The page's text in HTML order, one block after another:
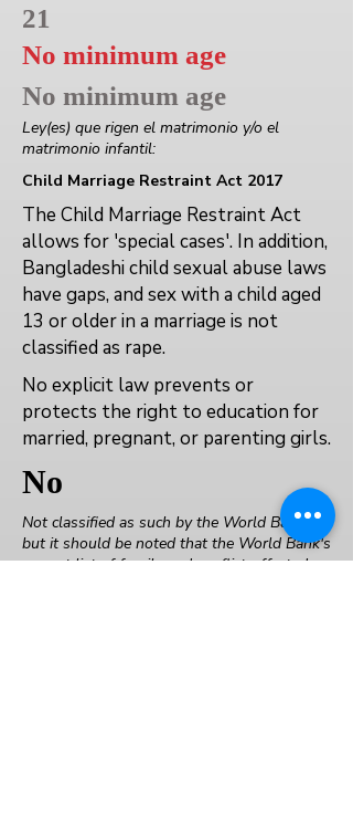
21
No minimum age
No minimum age
Ley(es) que rigen el matrimonio y/o el
matrimonio infantil:
Child Marriage Restraint Act 2017
The Child Marriage Restraint Act
allows for 'special cases'. In addition,
Bangladeshi child sexual abuse laws
have gaps, and sex with a child aged
13 or older in a marriage is not
classified as rape.
No explicit law prevents or
protects the right to education for
married, pregnant, or parenting girls.
No
Not classified as such by the World Bank,
but it should be noted that the World Bank's
current list of fragile and conflict-affected